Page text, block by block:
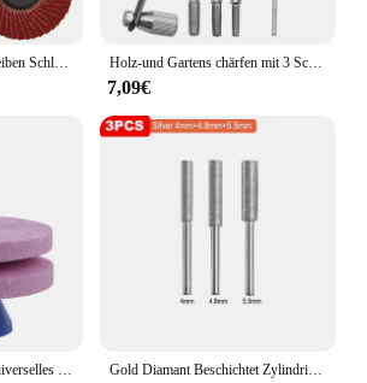
Experience**
kopf set elektrische nagel trimmer is
designed to elevate your nail care
design ensures a comfortable
fatigue during prolonged use.
three interchangeable heads, each
nail shaping task, allowing
level results in the
Whether you're a seasoned
or a DIY enthusiast, this trimmer set
for precise nail trimming and
3 Zoll 75 mm Fächerscheiben Schleifscheiben Schleifscheiben Klingen Holzschneiden für Winkelschleifer Schleifwerkzeuge Holz-und Gartens chärfen mit 3 Schleif stangen Holz bearbeitung Kettensägen schärfer Elektro sägen Reparatur werkzeuge hand betätigt
7,09€
Rasenmäher-Schärfer, universelles Schleifbohrwerkzeug, doppelschichtiges Rad, schnelleres Messer Gold Diamant Beschichtet Zylindrischen Grat 4-5,5mm Kettensäge Spitzer Stein Datei Kettensäge Schärfen Carving Schleifen Power Tools kit